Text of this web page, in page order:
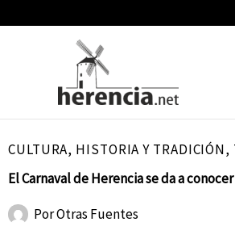
CULTURA, HISTORIA Y TRADICIÓN,
El Carnaval de Herencia se da a
PorOtras Fuentes